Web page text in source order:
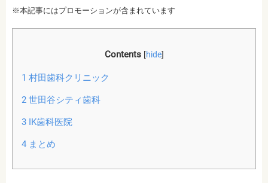
※本記事にはプロモーションが含まれています
Contents [hide]
1 村田歯科クリニック
2世田谷シティ歯科
3IK歯科医院
4まとめ